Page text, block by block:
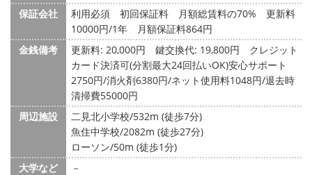
保証会社
利用必須 初回保証料 月額総賃料の70% 更新料
10000円/1年 月額保証料864円
金銭備考
更新料: 20,000円 鍵交換代: 19,800円
クレジット
カード決済可(分割最大24回払いOK)安心サポート
2750円/消火剤6380円/ネット使用料1048円/退去時
清掃費55000円
周辺施設
二見北小学校/532m (徒歩7分)
魚住中学校/2082m (徒歩27分)
ローソン/50m (徒歩1分)
大学など
－